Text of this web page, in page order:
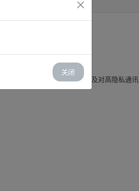
受推崇，特别是在技术社区及对高隐私通讯
关闭